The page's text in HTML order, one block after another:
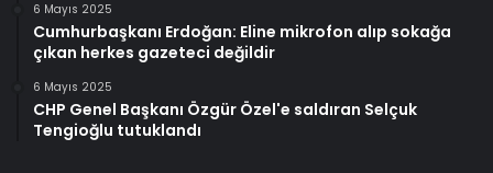
6 Mayıs 2025
Cumhurbaşkanı Erdoğan: Eline mikrofon alıp sokağa
çıkan herkes gazeteci değildir
6 Mayıs 2025
CHP Genel Başkanı Özgür Özel'e saldıran Selçuk
Tengioğlu tutuklandı